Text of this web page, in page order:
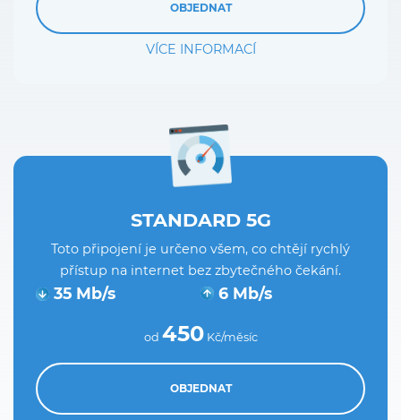
OBJEDNAT
VÍCE INFORMACÍ
STANDARD 5G
Toto připojení je určeno všem, co chtějí rychlý
přístup na internet bez zbytečného čekání.
35 Mb/s 6 Mb/s
od 450Kč/měsíc
OBJEDNAT